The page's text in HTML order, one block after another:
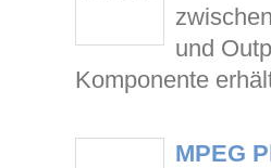
und
Komponente
MPEG